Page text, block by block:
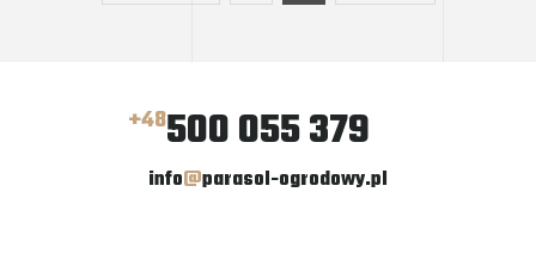
+48500 055 379
info@parasol-ogrodowy.pl